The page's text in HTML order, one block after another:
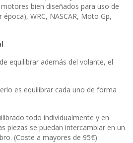
bien diseñados para uso de
WRC, NASCAR, Moto Gp,
equilibrar además del volante, el
es equilibrar cada uno de forma
todo individualmente y en
piezas se puedan intercambiar en un
(Coste a mayores de 95€)